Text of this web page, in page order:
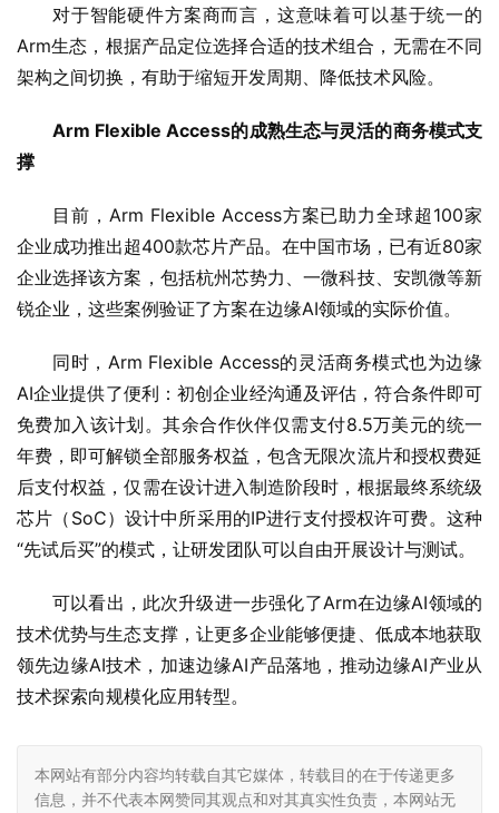
对于智能硬件方案商而言，这意味着可以基于统一的
Arm生态，根据产品定位选择合适的技术组合，无需在不同
架构之间切换，有助于缩短开发周期、降低技术风险。
Arm Flexible Access的成熟生态与灵活的商务模式支
撑
目前，Arm Flexible Access方案已助力全球超100家
企业成功推出超400款芯片产品。在中国市场，已有近80家
企业选择该方案，包括杭州芯势力、一微科技、安凯微等新
锐企业，这些案例验证了方案在边缘AI领域的实际价值。
同时，Arm Flexible Access的灵活商务模式也为边缘
AI企业提供了便利：初创企业经沟通及评估，符合条件即可
免费加入该计划。其余合作伙伴仅需支付8.5万美元的统一
年费，即可解锁全部服务权益，包含无限次流片和授权费延
后支付权益，仅需在设计进入制造阶段时，根据最终系统级
芯片（SoC）设计中所采用的IP进行支付授权许可费。这种
“先试后买”的模式，让研发团队可以自由开展设计与测试。
可以看出，此次升级进一步强化了Arm在边缘AI领域的
技术优势与生态支撑，让更多企业能够便捷、低成本地获取
领先边缘AI技术，加速边缘AI产品落地，推动边缘AI产业从
技术探索向规模化应用转型。
本网站有部分内容均转载自其它媒体，转载目的在于传递更多
信息，并不代表本网赞同其观点和对其真实性负责，本网站无